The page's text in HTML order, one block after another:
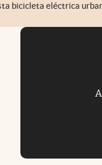
bicicleta eléctrica